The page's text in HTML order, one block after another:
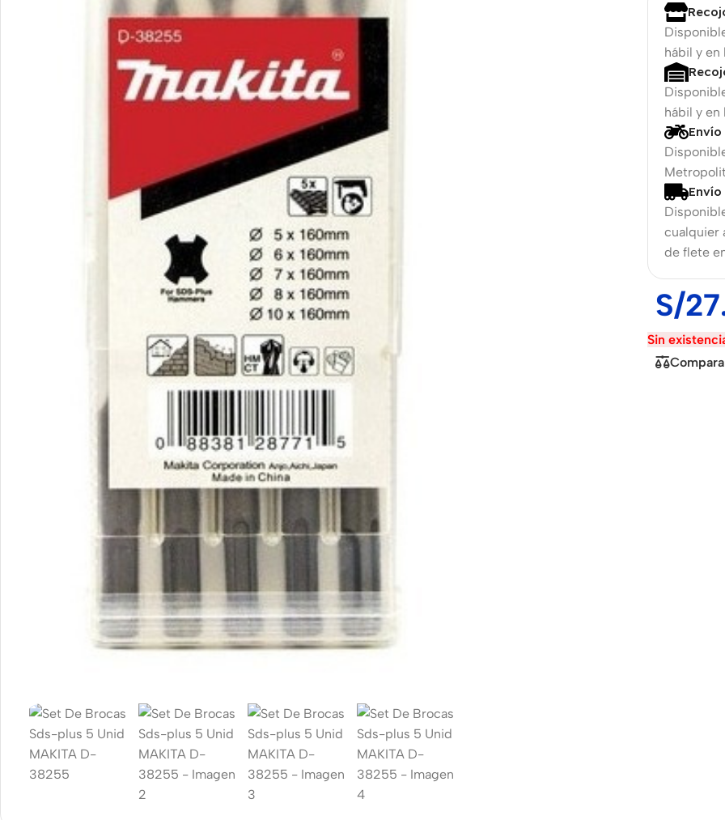
Smartphones
Samsung
Nokia
Motorola
Accessories
Memory cards
Stand holders
Car holders
Selfie sticks
Baseus
Remax
Hoco
Screen Protectors
Tempered glass
Covers For Phones
Cavers-overlays
Covers-cases
hábil y en
hábil y en
cualquier
de flete
S/
Sin